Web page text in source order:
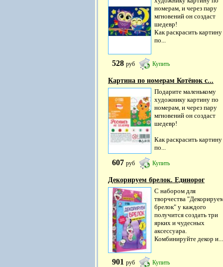
номерам, и через пару
мгновений он создаст
шедевр!
Как раскрасить картину
по...
528 руб Купить
Картина по номерам Котёнок с...
Подарите маленькому
художнику картину по
номерам, и через пару
мгновений он создаст
шедевр!
Как раскрасить картину
по...
607 руб Купить
Декорируем брелок. Единорог
С набором для
творчества
брелок" у каждого
получится создать три
ярких и чудесных
аксессуара.
Комбинируйте декор и...
901 руб Купить